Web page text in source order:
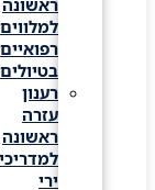
ראשונה
למלווים
רפואיים
בטיולים
רענון
עזרה
ראשונה
למדריכי